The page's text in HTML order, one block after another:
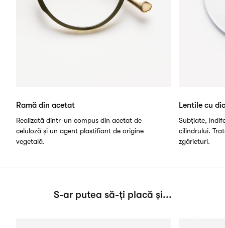
Ramă din acetat
Realizată dintr-un compus din acetat de
celuloză și un agent plastifiant de origine
vegetală.
Lentile cu
Subțiate,
cilindrului.
zgârieturi.
S-ar putea să-ți placă și...